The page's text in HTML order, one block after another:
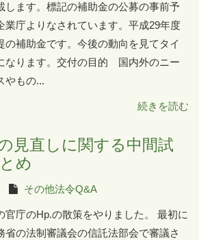
ます。標記の補助金の公募の事前予
業庁よりなされています。平成29年度
の補助金です。今後の動向を見てタイ
なります。交付の目的 国内外のニー
やもの...
続きを読む
見直しに関する中間試
め
その他法令Q&A
官庁のHp.の散策をやりました。 最初に
省の法制審議会の信託法部会で審議さ